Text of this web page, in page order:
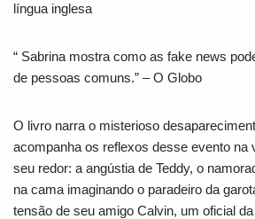
língua inglesa
“ Sabrina mostra como as fake news
de pessoas comuns.” – O Globo
O livro narra o misterioso
acompanha os reflexos desse evento na
seu redor: a angústia de Teddy, o
na cama imaginando o paradeiro da
tensão de seu amigo Calvin, um oficial